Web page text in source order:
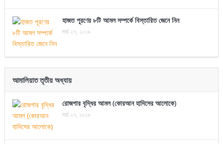
হাজত পূরণের ৮টি আমল সম্পর্কে বিস্তারিত জেনে নিন
মার্চ ২৭, ২০১৯
আমালিয়াত তৃতীয় অধ্যায়
রোজগার বৃদ্ধির আমল (কোরআন হাদিসের আলোকে)
মার্চ ২৭, ২০১৯